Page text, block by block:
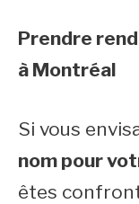
Prendre
à Montréal
Si vous
nom pour
êtes